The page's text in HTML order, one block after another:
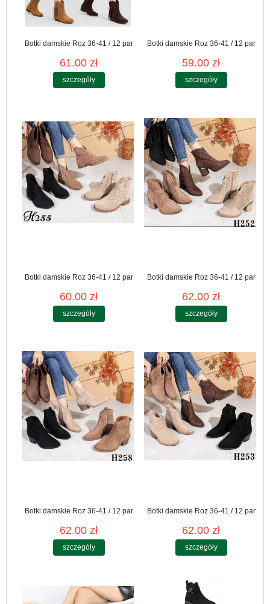
Botki damskie Roz 36-41 / 12 par
61.00 zł
szczegóły
Botki damskie Roz 36-41 / 12 par
59.00 zł
szczegóły
Botki damskie Roz 36-41 / 12 par
60.00 zł
szczegóły
Botki damskie Roz 36-41 / 12 par
62.00 zł
szczegóły
Botki damskie Roz 36-41 / 12 par
62.00 zł
szczegóły
Botki damskie Roz 36-41 / 12 par
62.00 zł
szczegóły